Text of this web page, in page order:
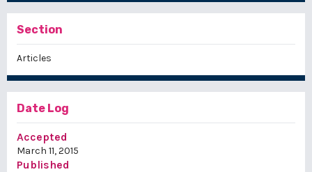
Section
Articles
Date Log
Accepted
March 11, 2015
Published